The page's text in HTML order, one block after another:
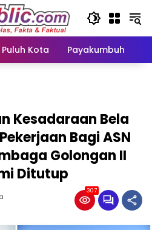
Puluh Kota Payakumbuh
Kesadaraan Bela
Bagi ASN
Golongan II
Ditutup
307